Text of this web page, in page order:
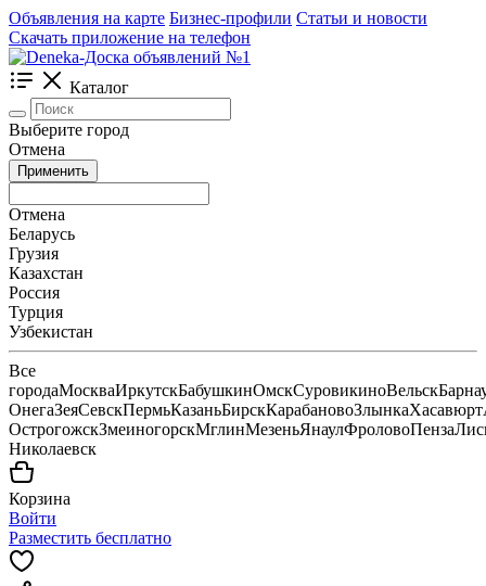
Объявления на карте Бизнес-профили Статьи и новости
Скачать приложение на телефон
Каталог
Выберите город
Отмена
Применить
Отмена
Беларусь
Грузия
Казахстан
Россия
Турция
Узбекистан
Все
городаМоскваИркутскБабушкинОмскСуровикиноВельск
ОнегаЗеяСевскПермьКазаньБирскКарабановоЗлынкаХасавюрт
ОстрогожскЗмеиногорскМглинМезеньЯнаулФроловоПенза
Николаевск
Корзина
Войти
Разместить бесплатно